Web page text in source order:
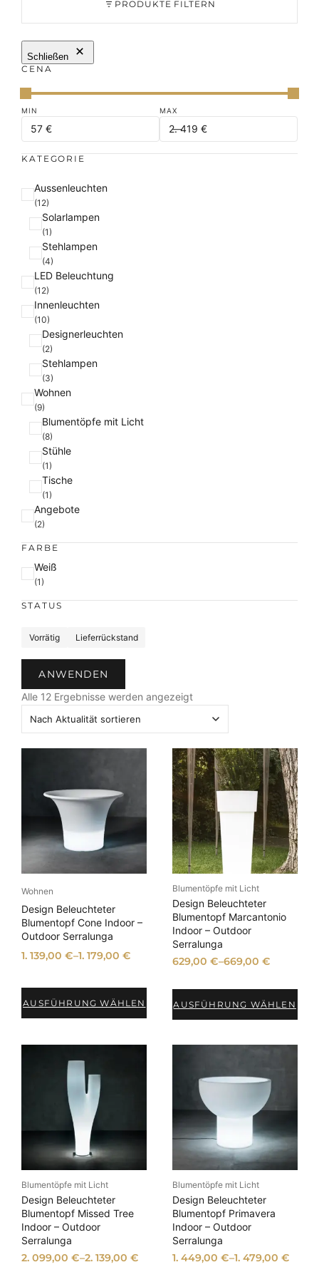
PRODUKTE FILTERN
Schließen
CENA
KATEGORIE
K
a
Aussenleuchten
(12)
Solarlampen
(1)
Stehlampen
(4)
LED Beleuchtung
(12)
Innenleuchten
(10)
Designerleuchten
(2)
Stehlampen
(3)
Wohnen
(9)
Blumentöpfe mit Licht
(8)
Stühle
(1)
Tische
(1)
Angebote
(2)
FARBE
F
a
r
Weiß
(1)
STATUS
u
Vorrätig Lieferrückstand
ANWENDEN
Alle 12 Ergebnisse werden angezeigtN
A
k
u
a
l
i
t
ä
t
s
o
r
t
r
Wohnen
Design Beleuchteter
Blumentopf Cone Indoor –
Outdoor Serralunga
1. 139,00€–1. 179,00€
AUSFÜHRUNG WÄHLEN
Blumentöpfe mit Licht
Design Beleuchteter
Blumentopf Marcantonio
Indoor – Outdoor
Serralunga
629,00 €–669,00 €
AUSFÜHRUNG WÄHLEN
Blumentöpfe mit Licht
Design Beleuchteter
Blumentopf Missed Tree
Indoor – Outdoor
Serralunga
2. 099,00€–2. 139,00€
Blumentöpfe mit Licht
Design Beleuchteter
Blumentopf Primavera
Indoor – Outdoor
Serralunga
1. 449,00 €–1. 479,00 €